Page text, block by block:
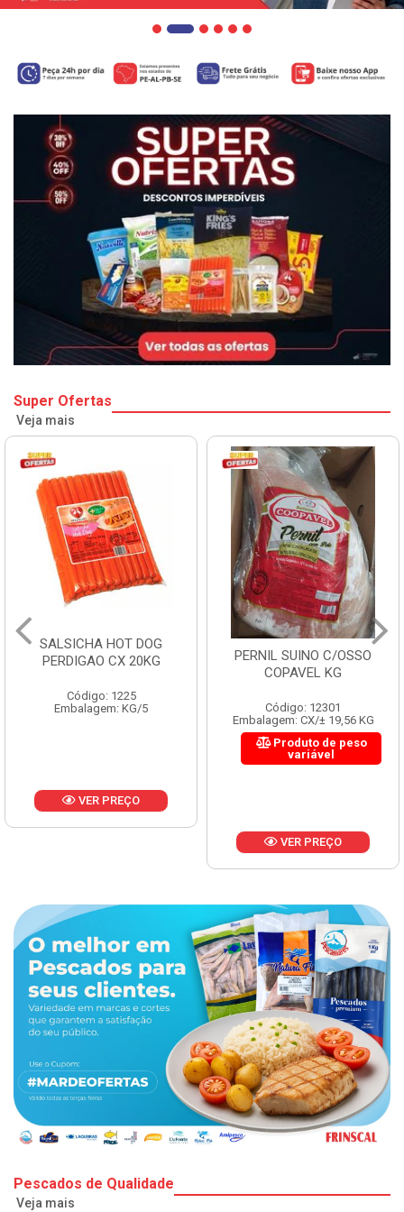
Super Ofertas
Veja mais
SALSICHA HOT DOG
PERDIGAO CX 20KG
Código: 1225
Embalagem: KG/5
VER PREÇO
PERNIL SUINO C/OSSO
COPAVEL KG
Código: 12301
Embalagem: CX/± 19,56 KG
Produto de peso
variável
VER PREÇO
Pescados de Qualidade
Veja mais